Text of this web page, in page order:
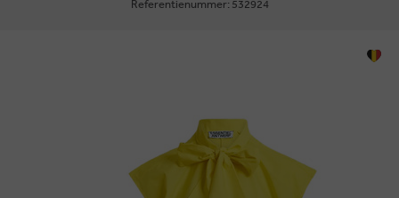
Referentienummer: 532924